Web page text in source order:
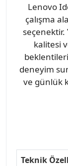
Lenovo
çalışma
kalitesi
deneyim
ve günlük
Teknik